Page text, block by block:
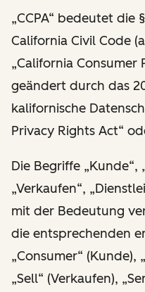
„CCPA“ bedeutet die
California Civil Code
„California Consumer
geändert durch das
kalifornische
Privacy Rights Act“
Die Begriffe „Kunde“,
„Verkaufen“,
mit der Bedeutung
die entsprechenden
„Consumer“ (Kunde),
„Sell“ (Verkaufen),